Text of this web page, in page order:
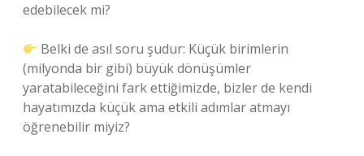
edebilecek mi?
Belki de asıl soru şudur: Küçük birimlerin
(milyonda bir gibi) büyük dönüşümler
yaratabileceğini fark ettiğimizde, bizler de kendi
hayatımızda küçük ama etkili adımlar atmayı
öğrenebilir miyiz?